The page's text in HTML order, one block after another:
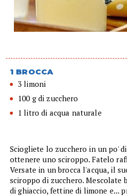
1 BROCCA
3 limoni
100 g di zucchero
1 litro di acqua naturale
Sciogliete lo zucchero in un po'
ottenere uno sciroppo. Fatelo
Versate in un brocca l'acqua, il
sciroppo di zucchero. Mescolate
di ghiaccio, fettine di limone e...